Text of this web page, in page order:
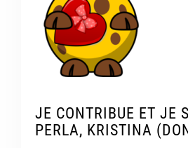
JE CONTRIBUE ET JE
PERLA, KRISTINA